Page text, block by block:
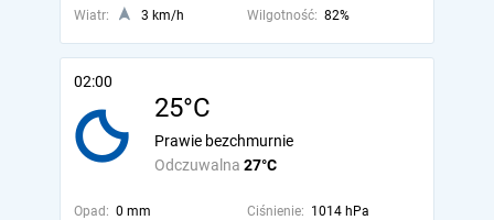
Wiatr:
3 km/h Wilgotność: 82%
02:00
25°C
Odczuwalna 27°C
Prawie bezchmurnie
Opad: 0 mm Ciśnienie: 1014 hPa